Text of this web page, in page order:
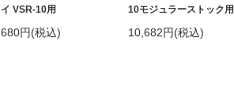
イ VSR-10用
680円(税込)
10モジュラーストック用
10,682円(税込)